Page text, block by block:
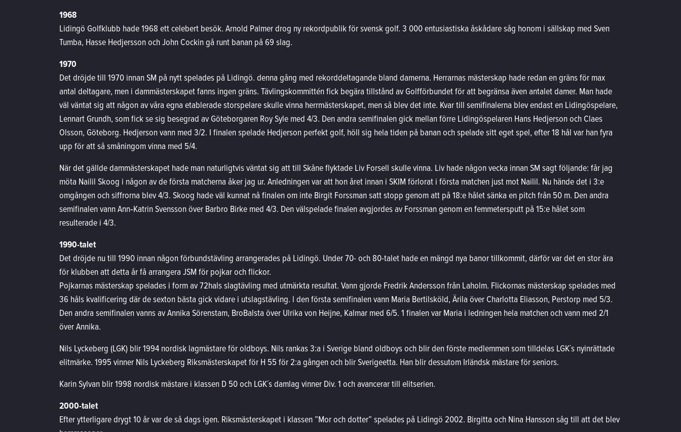
1968
Lidingö Golfklubb hade 1968 ett celebert besök. Arnold Palmer drog ny rekordpublik för svensk golf. 3 000 entusiastiska åskådare såg honom i sällskap med Sven
Tumba, Hasse Hedjersson och John Cockin gå runt banan på 69 slag.
1970
Det dröjde till 1970 innan SM på nytt spelades på Lidingö. denna gång med rekorddeltagande bland damerna. Herrarnas mästerskap hade redan en gräns för max
antal deltagare, men i dammästerskapet fanns ingen gräns. Tävlingskommittén fick begära tillstånd av Golfförbundet för att begränsa även antalet damer. Man hade
väl väntat sig att någon av våra egna etablerade storspelare skulle vinna herrmästerskapet, men så blev det inte. Kvar till semifinalerna blev endast en Lidingöspelare,
Lennart Grundh, som fick se sig besegrad av Göteborgaren Roy Syle med 4/3. Den andra semifinalen gick mellan förre Lidingöspelaren Hans Hedjerson och Claes
Olsson, Göteborg. Hedjerson vann med 3/2. I finalen spelade Hedjerson perfekt golf, höll sig hela tiden på banan och spelade sitt eget spel, efter 18 hål var han fyra
upp för att så småningom vinna med 5/4.
När det gällde dammästerskapet hade man naturligtvis väntat sig att till Skåne flyktade Liv Forsell skulle vinna. Liv hade någon vecka innan SM sagt följande: får jag
möta Nailil Skoog i någon av de första matcherna åker jag ur. Anledningen var att hon året innan i SKIM förlorat i första matchen just mot Nailil. Nu hände det i 3:e
omgången och siffrorna blev 4/3. Skoog hade väl kunnat nå finalen om inte Birgit Forssman satt stopp genom att på 18:e hålet sänka en pitch från 50 m. Den andra
semifinalen vann Ann‑Katrin Svensson över Barbro Birke med 4/3. Den välspelade finalen avgjordes av Forssman genom en femmetersputt på 15:e hålet som
resulterade i 4/3.
1990-talet
Det dröjde nu till 1990 innan någon förbundstävling arrangerades på Lidingö. Under 70- och 80-talet hade en mängd nya banor tillkommit, därför var det en stor ära
för klubben att detta år få arrangera JSM för pojkar och flickor.
Pojkarnas mästerskap spelades i form av 72­hals slagtävling med utmärkta resultat. Vann gjorde Fredrik Andersson från Laholm. Flickornas mästerskap spelades med
36 håls kvalificering där de sexton bästa gick vidare i utslagstävling. l den första semifinalen vann Maria Bertilsköld, Ärila över Charlotta Eliasson, Perstorp med 5/3.
Den andra semifinalen vanns av Annika Sörenstam, Bro­Balsta över Ulrika von Heijne, Kalmar med 6/5. 1 finalen var Maria i ledningen hela matchen och vann med 2/1
över Annika.
Nils Lyckeberg (LGK) blir 1994 nordisk lagmästare för oldboys. Nils rankas 3:a i Sverige bland oldboys och blir den förste medlemmen som tilldelas LGK´s nyinrättade
elitmärke. 1995 vinner Nils Lyckeberg Riksmästerskapet för H 55 för 2:a gången och blir Sverigeetta. Han blir dessutom Irländsk mästare för seniors.
Karin Sylvan blir 1998 nordisk mästare i klassen D 50 och LGK´s damlag vinner Div. 1 och avancerar till elitserien.
2000-talet
Efter ytterligare drygt 10 år var de så dags igen. Riksmästerskapet i klassen ”Mor och dotter” spelades på Lidingö 2002. Birgitta och Nina Hansson såg till att det blev